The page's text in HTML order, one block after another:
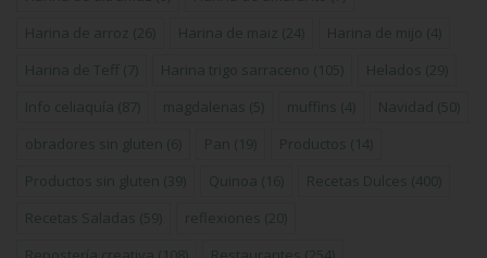
Harina de arroz (26) Harina de maiz (24) Harina de mijo (4)
Harina de Teff (7) Harina trigo sarraceno (105) Helados (29)
Info celiaquía (87) magdalenas (5) muffins (4) Navidad (50)
obradores sin gluten (6) Pan (19) Productos (14)
Productos sin gluten (39) Quinoa (16) Recetas Dulces (400)
Recetas Saladas (59) reflexiones (20)